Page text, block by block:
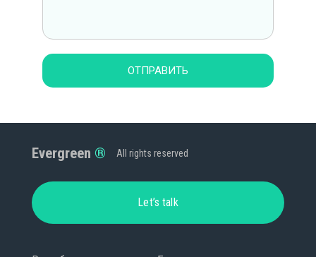
ОТПРАВИТЬ
Evergreen All rights reserved
Let’s talk